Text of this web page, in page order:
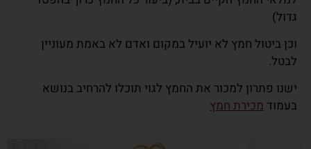
גדול)
וכן ביטול חמץ לא יועיל במקום ואדם לא באמת מעוניין
לבטל.
ישנו פתרון למכור את החמץ לגוי תוכלו להרחיב בנושא
בעמוד מכירת חמץ